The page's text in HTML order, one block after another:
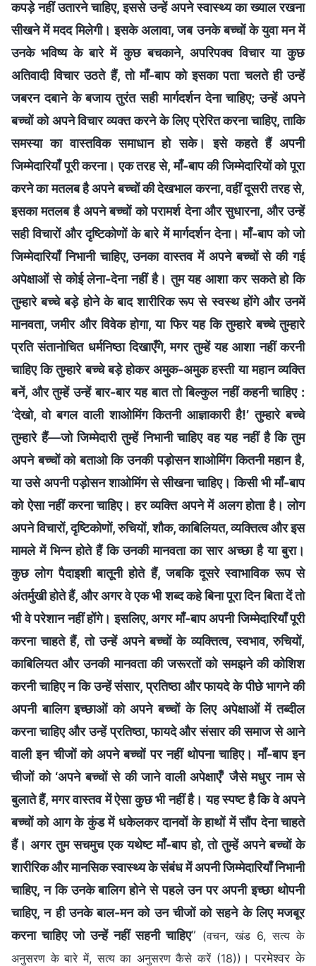
कपड़े नहीं उतारने चाहिए, इससे उन्हें अपने स्वास्थ्य का ख्याल रखना
सीखने में मदद मिलेगी। इसके अलावा, जब उनके बच्चों के युवा मन में
उनके भविष्य के बारे में कुछ बचकाने, अपरिपक्व विचार या कुछ
अतिवादी विचार उठते हैं, तो माँ-बाप को इसका पता चलते ही उन्हें
जबरन दबाने के बजाय तुरंत सही मार्गदर्शन देना चाहिए; उन्हें अपने
बच्चों को अपने विचार व्यक्त करने के लिए प्रेरित करना चाहिए, ताकि
समस्या का वास्तविक समाधान हो सके। इसे कहते हैं अपनी
जिम्मेदारियाँ पूरी करना। एक तरह से, माँ-बाप की जिम्मेदारियों को पूरा
करने का मतलब है अपने बच्चों की देखभाल करना, वहीं दूसरी तरह से,
इसका मतलब है अपने बच्चों को परामर्श देना और सुधारना, और उन्हें
सही विचारों और दृष्टिकोणों के बारे में मार्गदर्शन देना। माँ-बाप को जो
जिम्मेदारियाँ निभानी चाहिए, उनका वास्तव में अपने बच्चों से की गई
अपेक्षाओं से कोई लेना-देना नहीं है। तुम यह आशा कर सकते हो कि
तुम्हारे बच्चे बड़े होने के बाद शारीरिक रूप से स्वस्थ होंगे और उनमें
मानवता, जमीर और विवेक होगा, या फिर यह कि तुम्हारे बच्चे तुम्हारे
प्रति संतानोचित धर्मनिष्ठा दिखाएँगे, मगर तुम्हें यह आशा नहीं करनी
चाहिए कि तुम्हारे बच्चे बड़े होकर अमुक-अमुक हस्ती या महान व्यक्ति
बनें, और तुम्हें उन्हें बार-बार यह बात तो बिल्कुल नहीं कहनी चाहिए :
‘देखो, वो बगल वाली शाओमिंग कितनी आज्ञाकारी है!’ तुम्हारे बच्चे
तुम्हारे हैं—जो जिम्मेदारी तुम्हें निभानी चाहिए वह यह नहीं है कि तुम
अपने बच्चों को बताओ कि उनकी पड़ोसन शाओमिंग कितनी महान है,
या उसे अपनी पड़ोसन शाओमिंग से सीखना चाहिए। किसी भी माँ-बाप
को ऐसा नहीं करना चाहिए। हर व्यक्ति अपने में अलग होता है। लोग
अपने विचारों, दृष्टिकोणों, रुचियों, शौक, काबिलियत, व्यक्तित्व और इस
मामले में भिन्न होते हैं कि उनकी मानवता का सार अच्छा है या बुरा।
कुछ लोग पैदाइशी बातूनी होते हैं, जबकि दूसरे स्वाभाविक रूप से
अंतर्मुखी होते हैं, और अगर वे एक भी शब्द कहे बिना पूरा दिन बिता दें तो
भी वे परेशान नहीं होंगे। इसलिए, अगर माँ-बाप अपनी जिम्मेदारियाँ पूरी
करना चाहते हैं, तो उन्हें अपने बच्चों के व्यक्तित्व, स्वभाव, रुचियों,
काबिलियत और उनकी मानवता की जरूरतों को समझने की कोशिश
करनी चाहिए न कि उन्हें संसार, प्रतिष्ठा और फायदे के पीछे भागने की
अपनी बालिग इच्छाओं को अपने बच्चों के लिए अपेक्षाओं में तब्दील
करना चाहिए और उन्हें प्रतिष्ठा, फायदे और संसार की समाज से आने
वाली इन चीजों को अपने बच्चों पर नहीं थोपना चाहिए। माँ-बाप इन
चीजों को ‘अपने बच्चों से की जाने वाली अपेक्षाएँ’ जैसे मधुर नाम से
बुलाते हैं, मगर वास्तव में ऐसा कुछ भी नहीं है। यह स्पष्ट है कि वे अपने
बच्चों को आग के कुंड में धकेलकर दानवों के हाथों में सौंप देना चाहते
हैं। अगर तुम सचमुच एक यथेष्ट माँ-बाप हो, तो तुम्हें अपने बच्चों के
शारीरिक और मानसिक स्वास्थ्य के संबंध में अपनी जिम्मेदारियाँ निभानी
चाहिए, न कि उनके बालिग होने से पहले उन पर अपनी इच्छा थोपनी
चाहिए, न ही उनके बाल-मन को उन चीजों को सहने के लिए मजबूर
करना चाहिए जो उन्हें नहीं सहनी चाहिए” (वचन, खंड 6, सत्य के
अनुसरण के बारे में, सत्य का अनुसरण कैसे करें (18)) । परमेश्वर के